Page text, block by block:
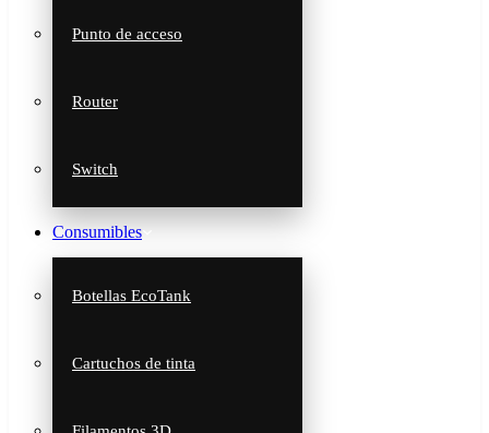
Punto de acceso
Router
Switch
Consumibles
Botellas EcoTank
Cartuchos de tinta